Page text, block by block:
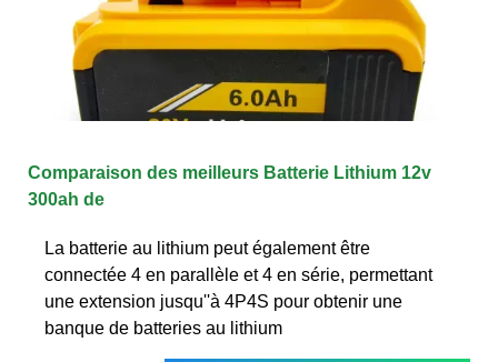
Comparaison des meilleurs Batterie Lithium 12v
300ah de
La batterie au lithium peut également être
connectée 4 en parallèle et 4 en série, permettant
une extension jusqu''à 4P4S pour obtenir une
banque de batteries au lithium